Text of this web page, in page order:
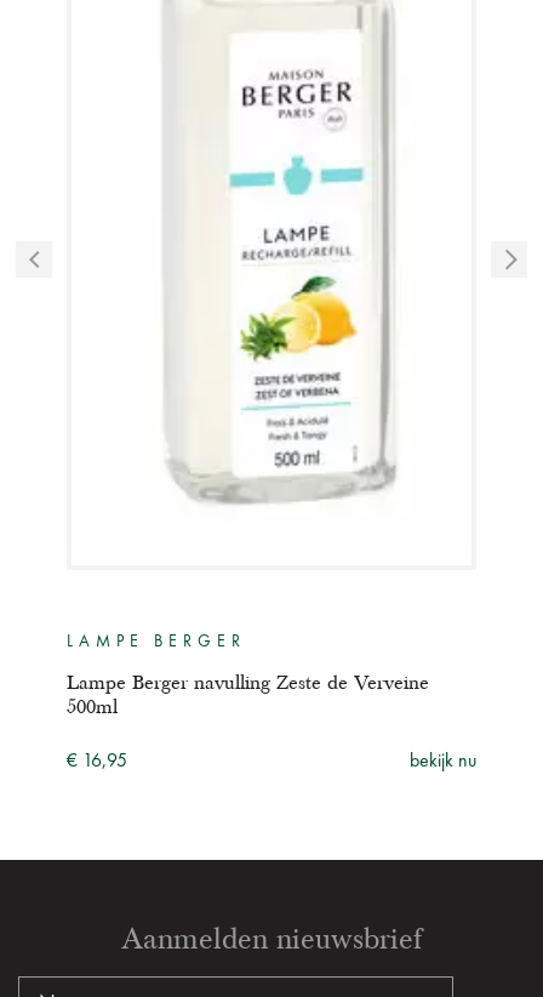
LAMPE BERGER
Lampe Berger navulling Zeste de Verveine
500ml
€ 16,95 bekijk nu
Aanmelden nieuwsbrief